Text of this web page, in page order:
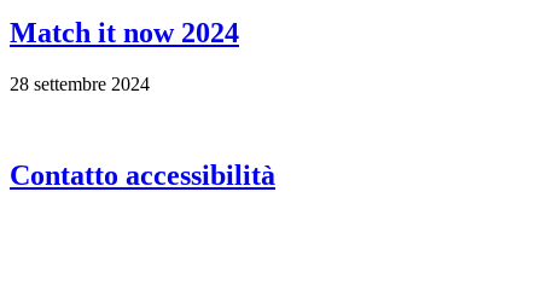
Match it now 2024
28 settembre 2024
Contatto accessibilità